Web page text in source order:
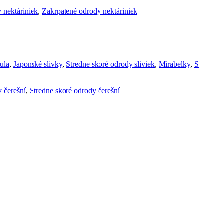
nektáriniek, Zakrpatené odrody nektáriniek
, Japonské slivky, Stredne skoré odrody sliviek, Mirabelky,
čerešní, Stredne skoré odrody čerešní